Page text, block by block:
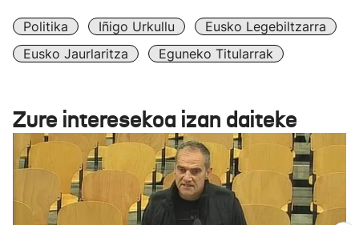
Politika Iñigo Urkullu
Eusko Legebiltzarra
Eusko Jaurlaritza
Eguneko Titularrak
Zure interesekoa izan daiteke